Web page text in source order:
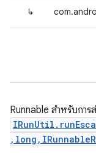
↳
Runnable สำหรับการ